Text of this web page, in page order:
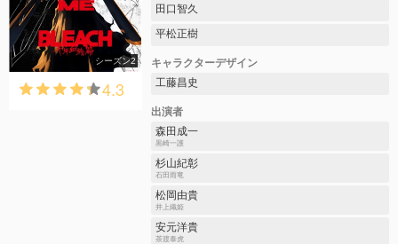
シーズン2
4.3
田口智久
平松正樹
キャラクターデザイン
工藤昌史
出演者
森田成一
黒崎一護
杉山紀彰
石田雨竜
松岡由貴
井上織姫
安元洋貴
茶渡泰虎